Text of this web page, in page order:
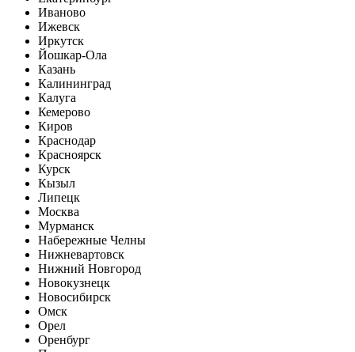
Иваново
Ижевск
Иркутск
Йошкар-Ола
Казань
Калининград
Калуга
Кемерово
Киров
Краснодар
Красноярск
Курск
Кызыл
Липецк
Москва
Мурманск
Набережные Челны
Нижневартовск
Нижний Новгород
Новокузнецк
Новосибирск
Омск
Орел
Оренбург